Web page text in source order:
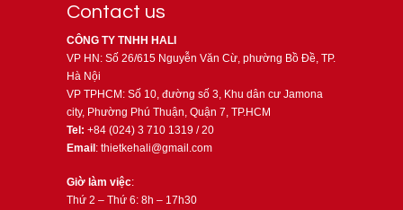
Contact us
CÔNG TY TNHH HALI
VP HN: Số 26/615 Nguyễn Văn Cừ, phường Bồ Đề, TP.
Hà Nội
VP TPHCM: Số 10, đường số 3, Khu dân cư Jamona
city, Phường Phú Thuận, Quận 7, TP.HCM
Tel: +84 (024) 3 710 1319 / 20
Email: thietkehali@gmail.com
Giờ làm việc:
Thứ 2 – Thứ 6: 8h – 17h30